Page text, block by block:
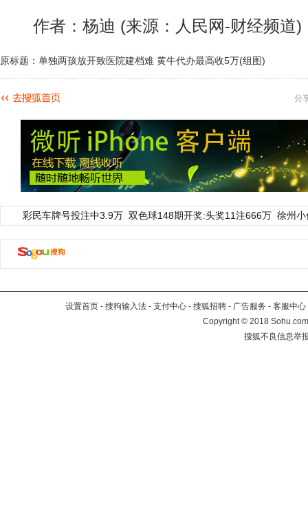
作者：杨迪 (来源：人民网-财经频道)
原标题：单独两孩放开致医院建档难 黄牛代办最高收5万(组图)
分
彩民车牌号投注中3.9万 双色球148期开奖:头奖11注666万 徐州
设置首页 - 搜狗输入法 - 支付中心 - 搜狐招聘 - 广告服务 - 客服中心
Copyright©2018
搜狐不良信息举